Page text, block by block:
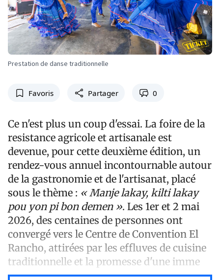
Prestation de danse traditionnelle
Favoris Partager 0
Ce n'est plus un coup d'essai. La foire de la
resistance agricole et artisanale est
devenue, pour cette deuxième édition, un
rendez-vous annuel incontournable autour
de la gastronomie et de l'artisanat, placé
sous le thème : « Manje lakay, kilti lakay
pou yon pi bon demen ». Les 1er et 2 mai
2026, des centaines de personnes ont
convergé vers le Centre de Convention El
Rancho, attirées par les effluves de cuisine
traditionnelle et la promesse d'une imme